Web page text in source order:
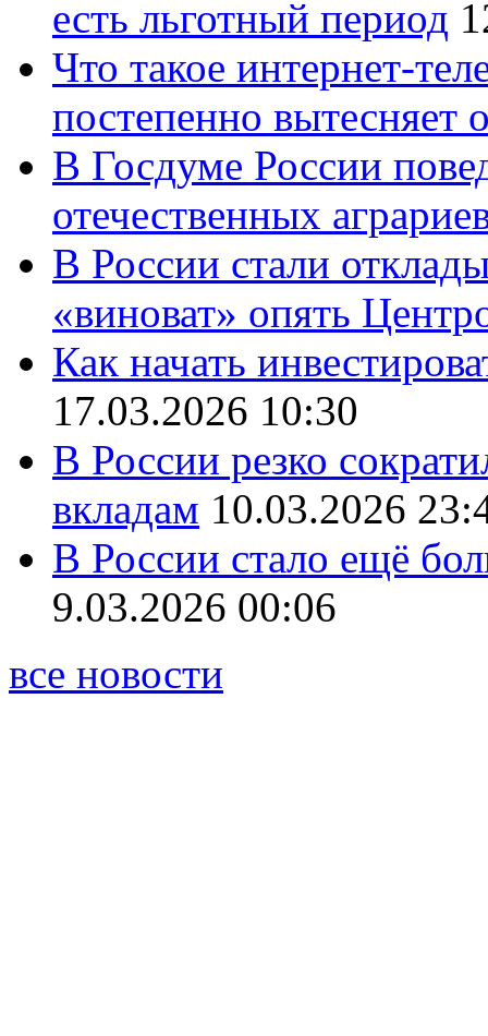
есть льготный период
Что такое интернет-
постепенно вытесняет
В Госдуме России
отечественных
В России стали
«виноват» опять
Как начать
17.03.2026 10:30
В России резко
вкладам 10.03.2026
В России стало ещё
9.03.2026 00:06
все новости